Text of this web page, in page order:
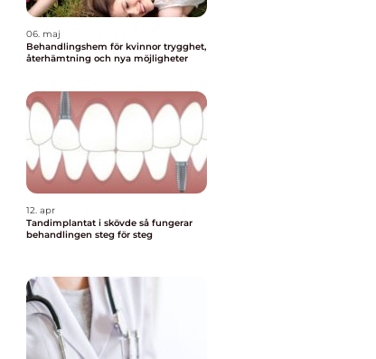
06. maj
Behandlingshem för kvinnor trygghet,
återhämtning och nya möjligheter
12. apr
Tandimplantat i skövde så fungerar
behandlingen steg för steg